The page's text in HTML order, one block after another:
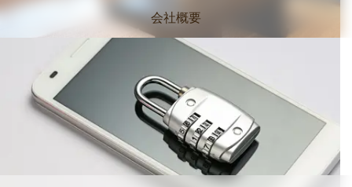
会社概要